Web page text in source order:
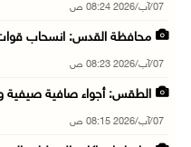
07/آب/2026 08:24 ص
محافظة القدس: انسحاب
07/آب/2026 08:23 ص
الطقس: أجواء صافية صيفية
07/آب/2026 08:15 ص